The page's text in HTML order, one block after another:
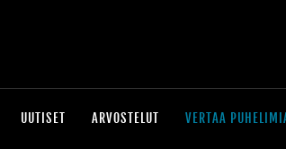
UUTISET ARVOSTELUT VERTAA